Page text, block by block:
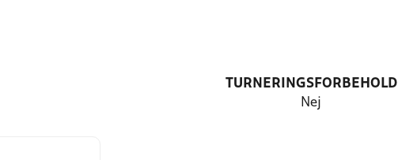
TURNERINGSFORBEHOLD
Nej